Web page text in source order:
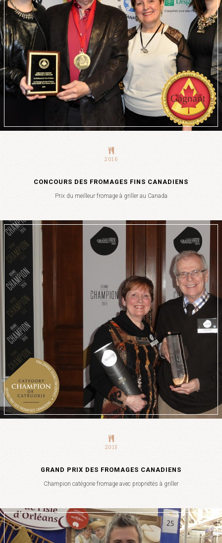
2016
CONCOURS DES FROMAGES FINS CANADIENS
Prix du meilleur fromage à griller au Canada
2015
GRAND PRIX DES FROMAGES CANADIENS
Champion catégorie fromage avec propriétés à griller